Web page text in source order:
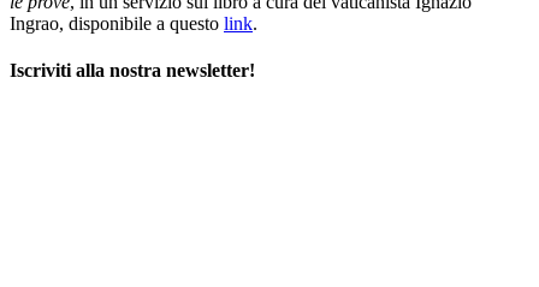
Ingrao, disponibile a questo link.
Iscriviti alla nostra newsletter!